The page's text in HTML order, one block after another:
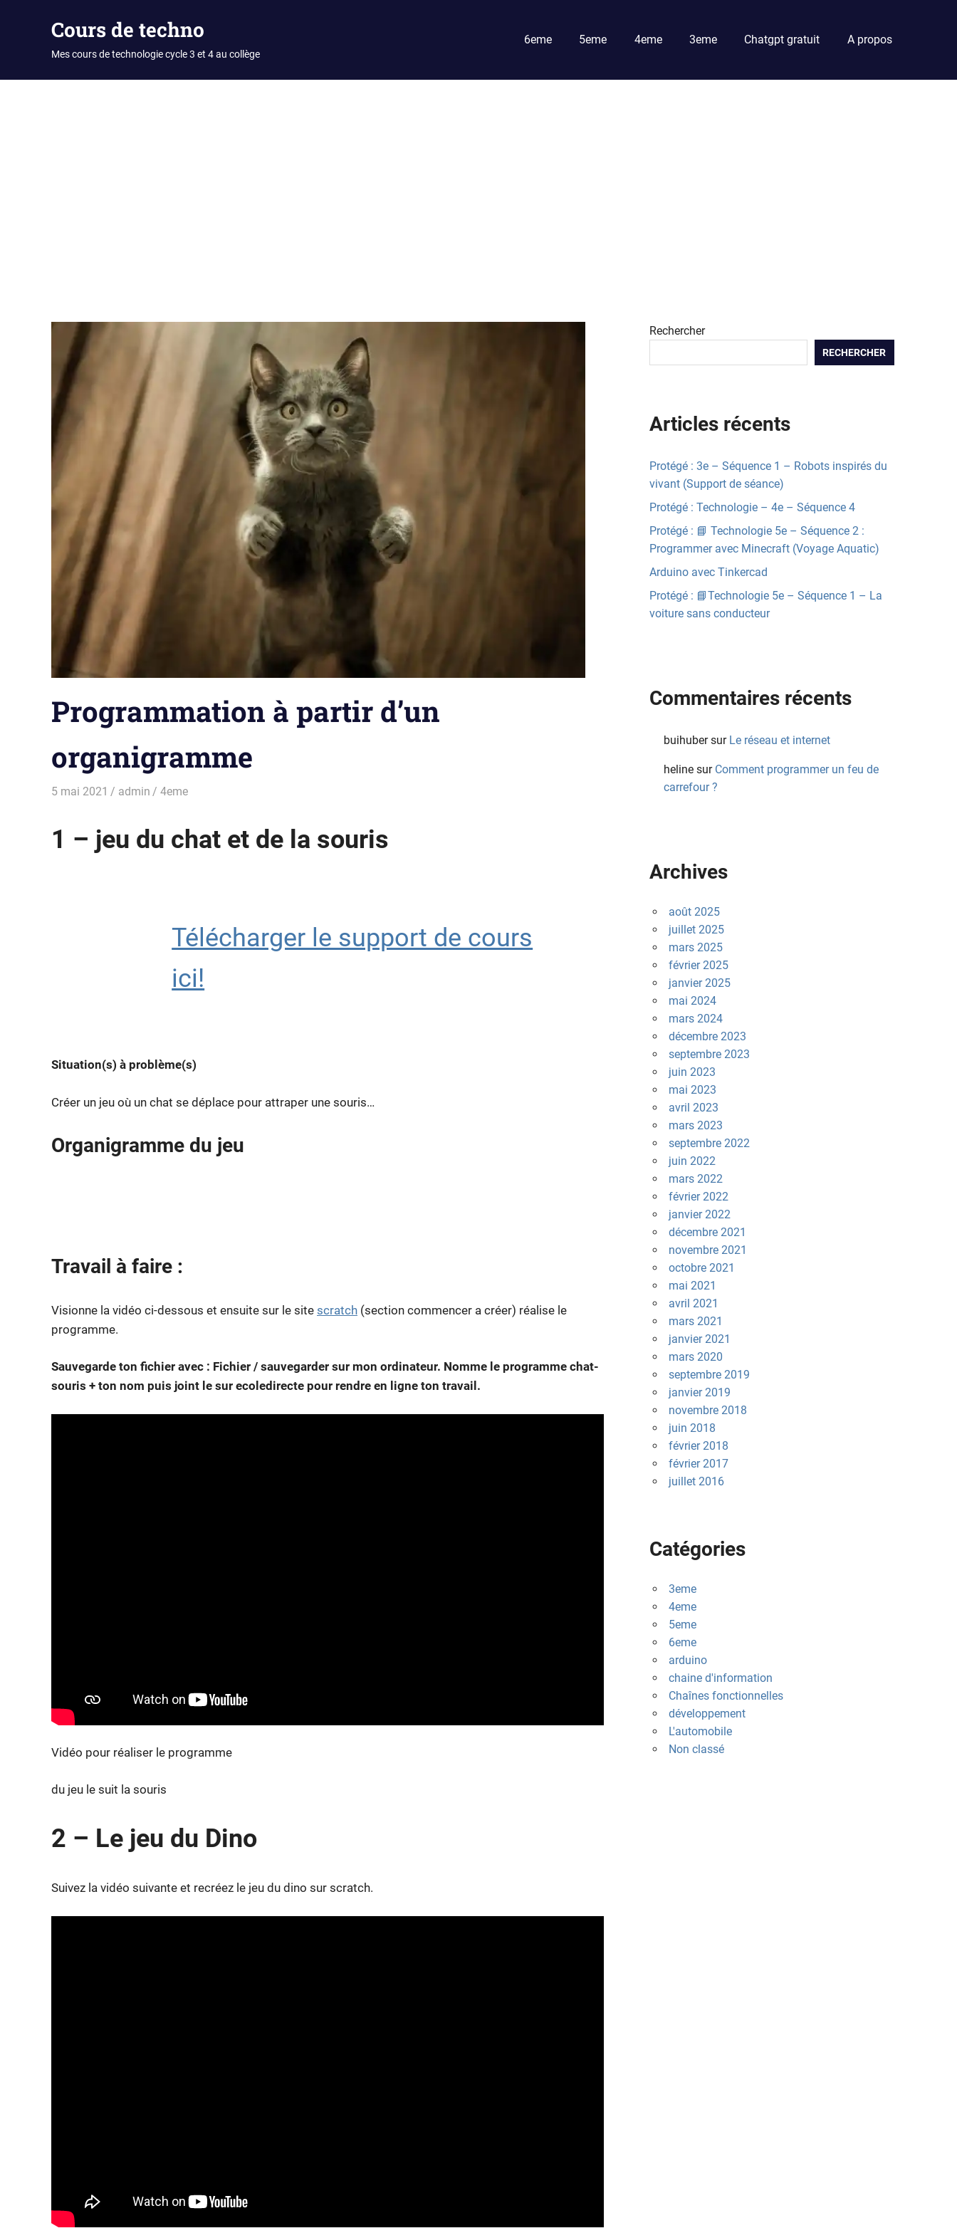
Cours de techno
Mes cours de technologie cycle 3 et 4 au collège
6eme 5eme 4eme 3eme Chatgpt gratuit A propos
Programmation à partir d’un
organigramme
5 mai 2021 admin 4eme
1 – jeu du chat et de la souris
Télécharger le support de cours
ici!
Situation(s) à problème(s)
Créer un jeu où un chat se déplace pour attraper une souris…
Organigramme du jeu
Travail à faire :
Visionne la vidéo ci-dessous et ensuite sur le site scratch (section commencer a créer) réalise le
programme.
Sauvegarde ton fichier avec : Fichier / sauvegarder sur mon ordinateur. Nomme le programme chat-
souris + ton nom puis joint le sur ecoledirecte pour rendre en ligne ton travail.
Vidéo pour réaliser le programme
du jeu le suit la souris
2 – Le jeu du Dino
Suivez la vidéo suivante et recréez le jeu du dino sur scratch.
Rechercher
RECHERCHER
Articles récents
Protégé : 3e – Séquence 1 – Robots inspirés du
vivant (Support de séance)
Protégé : Technologie – 4e – Séquence 4
Protégé : 📘 Technologie 5e – Séquence 2 :
Programmer avec Minecraft (Voyage Aquatic)
Arduino avec Tinkercad
Protégé : 📘Technologie 5e – Séquence 1 – La
voiture sans conducteur
Commentaires récents
buihubersur Le réseau et internet
heline sur Comment programmer un feu de
carrefour ?
Archives
août 2025
juillet 2025
mars 2025
février 2025
janvier 2025
mai 2024
mars 2024
décembre 2023
septembre 2023
juin 2023
mai 2023
avril 2023
mars 2023
septembre 2022
juin 2022
mars 2022
février 2022
janvier 2022
décembre 2021
novembre 2021
octobre 2021
mai 2021
avril 2021
mars 2021
janvier 2021
mars 2020
septembre 2019
janvier 2019
novembre 2018
juin 2018
février 2018
février 2017
juillet 2016
Catégories
3eme
4eme
5eme
6eme
arduino
chaine d'information
Chaînes fonctionnelles
développement
L'automobile
Non classé